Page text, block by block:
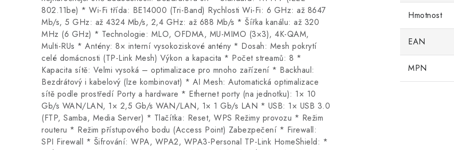
802.11be) * Wi-Fi třída: BE14000 (Tri-Band) Rychlosti Wi-Fi: 6 GHz: až 8647
Mb/s, 5 GHz: až 4324 Mb/s, 2,4 GHz: až 688 Mb/s * Šířka kanálu: až 320
MHz (6 GHz) * Technologie: MLO, OFDMA, MU-MIMO (3×3), 4K-QAM,
Multi-RUs * Antény: 8× interní vysokoziskové antény * Dosah: Mesh pokrytí
celé domácnosti (TP-Link Mesh) Výkon a kapacita * Počet streamů: 8 *
Kapacita sítě: Velmi vysoká – optimalizace pro mnoho zařízení * Backhaul:
Bezdrátový i kabelový (lze kombinovat) * AI Mesh: Automatická optimalizace
sítě podle prostředí Porty a hardware * Ethernet porty (na jednotku): 1× 10
Gb/s WAN/LAN, 1× 2,5 Gb/s WAN/LAN, 1× 1 Gb/s LAN * USB: 1× USB 3.0
(FTP, Samba, Media Server) * Tlačítka: Reset, WPS Režimy provozu * Režim
routeru * Režim přístupového bodu (Access Point) Zabezpečení * Firewall:
SPI Firewall * Šifrování: WPA, WPA2, WPA3-Personal TP-Link HomeShield: *
Hmotnost
EAN
MPN